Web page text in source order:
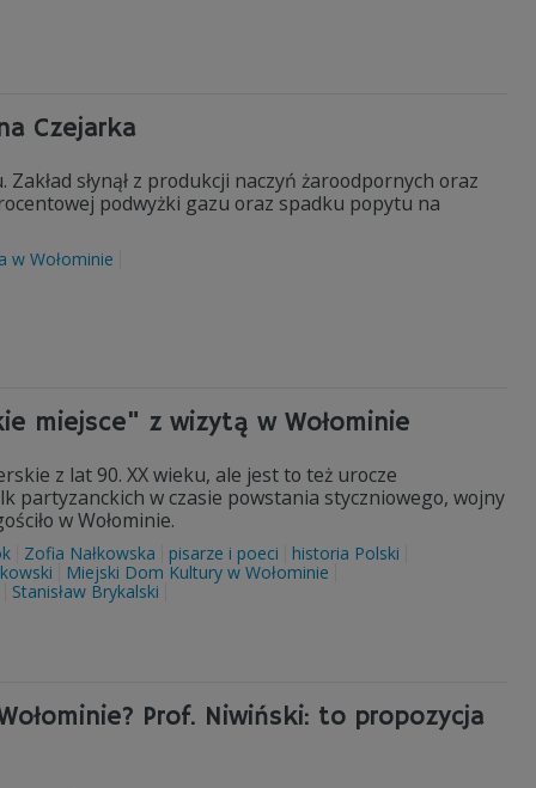
Czejarka
słynął z produkcji naczyń żaroodpornych oraz
podwyżki gazu oraz spadku popytu na
w Wołominie
miejsce" z wizytą w Wołominie
z lat 90. XX wieku, ale jest to też urocze
partyzanckich w czasie powstania styczniowego, wojny
w Wołominie.
Zofia Nałkowska pisarze i poeci
historia Polski
Miejski Dom Kultury w Wołominie
Stanisław Brykalski
Prof. Niwiński: to propozycja